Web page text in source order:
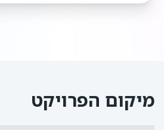
מיקום הפרויקט